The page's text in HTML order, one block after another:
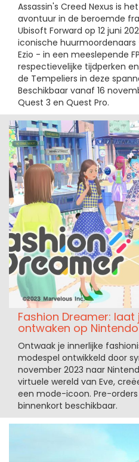
Assassin's Creed Nexus is
avontuur in de beroemde
Ubisoft Forward op 12 juni
iconische huurmoordenaars
Ezio - in een meeslepende
respectievelijke tijdperken
de Tempeliers in deze
Beschikbaar vanaf 16
Quest 3 en Quest Pro.
Fashion Dreamer: laat
ontwaken op
Ontwaak je innerlijke
modespel ontwikkeld door
november 2023 naar
virtuele wereld van Eve,
een mode-icoon. Pre-orders
binnenkort beschikbaar.